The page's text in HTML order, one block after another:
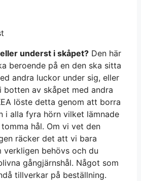
underst i skåpet? Den här
beroende på en den ska sitta
andra luckor under sig, eller
botten av skåpet med andra
löste detta genom att borra
i alla fyra hörn vilket lämnade
hål. Om vi vet den
räcker det att vi bara
verkligen behövs och du
gångjärnshål. Något som
tillverkar på beställning.